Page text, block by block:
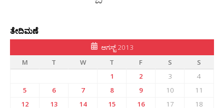
ತೇದಿಮಣೆ
ಆಗಸ್ಟ್ 2013
M
T W T F S
S
1
2 3
4
5
6 7 8 9 10
11
12
13 14 15 16 17
18